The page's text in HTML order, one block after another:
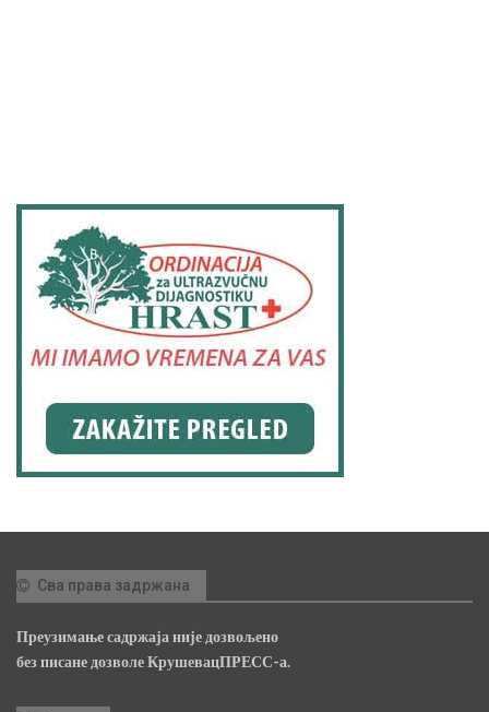
Сва права задржана
Преузимање садржаја није дозвољено
без писане дозволе КрушевацПРЕСС-а.